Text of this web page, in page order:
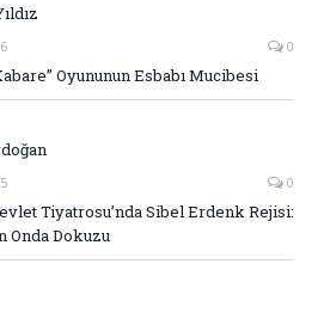
0
Oyununun Esbabı Mucibesi
0
Tiyatrosu’nda Sibel Erdenk Rejisi:
Onda Dokuzu